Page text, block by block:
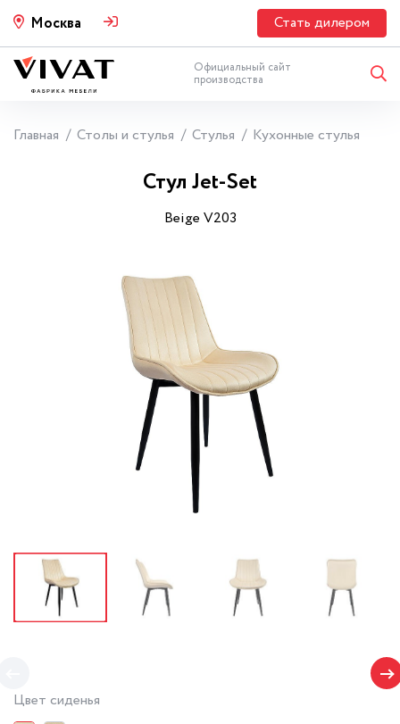
Москва Стать дилером
Официальный сайт
производства
Главная Столы и стулья Стулья Кухонные стулья
Стул Jet-Set
Beige V203
Цвет сиденья